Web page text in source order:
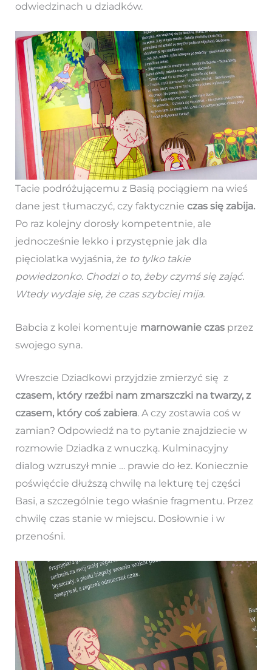
odwiedzinach u dziadków.
Tacie podróżującemu z Basią pociągiem na wieś
dane jest tłumaczyć, czy faktycznie czas się zabija.
Po raz kolejny dorosły kompetentnie, ale
jednocześnie lekko i przystępnie jak dla
pięciolatka wyjaśnia, że to tylko takie
powiedzonko. Chodzi o to, żeby czymś się zająć.
Wtedy wydaje się, że czas szybciej mija.
Babcia z kolei komentuje marnowanie czas przez
swojego syna.
Wreszcie Dziadkowi przyjdzie zmierzyć się z
czasem, który rzeźbi nam zmarszczki na twarzy, z
czasem, który coś zabiera. A czy zostawia coś w
zamian? Odpowiedź na to pytanie znajdziecie w
rozmowie Dziadka z wnuczką. Kulminacyjny
dialog wzruszył mnie … prawie do łez. Koniecznie
poświęćcie dłuższą chwilę na lekturę tej części
Basi, a szczególnie tego właśnie fragmentu. Przez
chwilę czas stanie w miejscu. Dosłownie i w
przenośni.